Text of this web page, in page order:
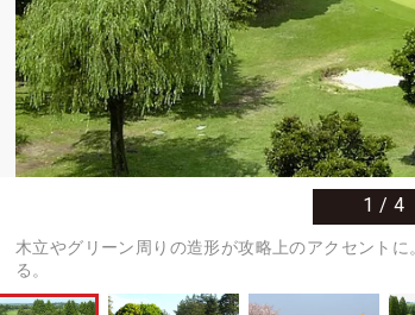
1 /4
木立やグリーン周りの造形が攻略上のアクセント
る。